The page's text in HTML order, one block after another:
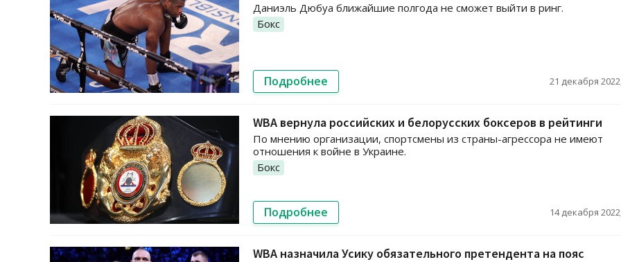
Даниэль Дюбуа ближайшие полгода не сможет выйти в ринг.
Бокс
Подробнее 21 декабря
WBA вернула российских и белорусских боксеров в рейтинги
По мнению организации, спортсмены из страны-агрессора не имеют
отношения к войне в Украине.
Бокс
Подробнее 14 декабря
WBA назначила Усику обязательного претендента на пояс